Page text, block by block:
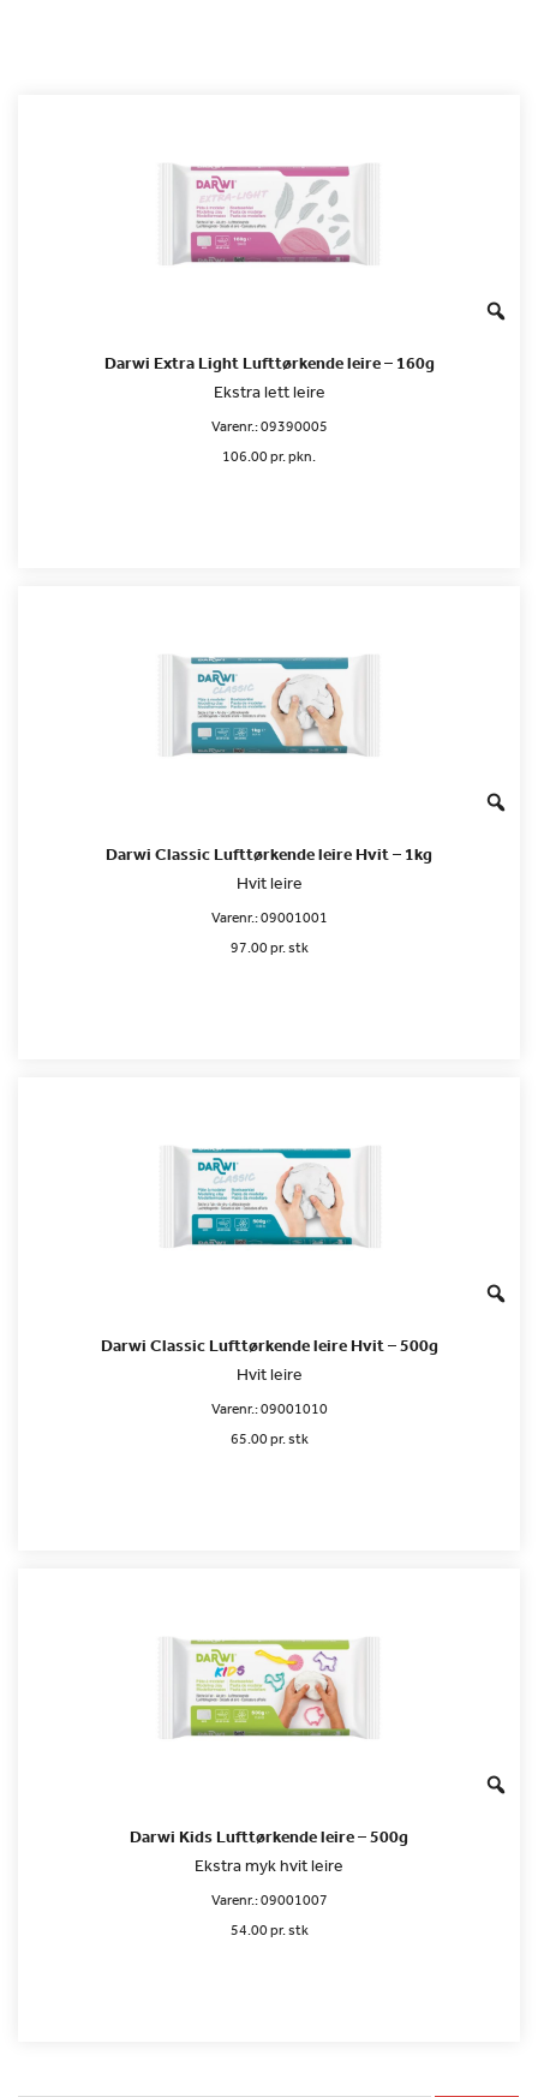
Darwi Extra Light Lufttørkende leire – 160g
Ekstra lett leire
Varenr.:09390005
106.00 pr. pkn.
Darwi Classic Lufttørkende leire Hvit – 1kg
Hvit leire
Varenr.:09001001
97.00 pr. stk
Darwi Classic Lufttørkende leire Hvit – 500g
Hvit leire
Varenr.:09001010
65.00 pr. stk
Darwi Kids Lufttørkende leire – 500g
Ekstra myk hvit leire
Varenr.:09001007
54.00 pr. stk